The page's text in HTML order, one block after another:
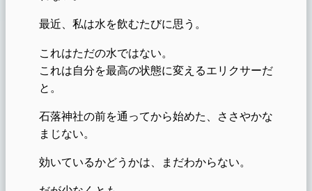
最近、私は水を飲むたびに思う。
これはただの水ではない。
これは自分を最高の状態に変えるエリクサーだ
と。
石落神社の前を通ってから始めた、ささやかな
まじない。
効いているかどうかは、まだわからない。